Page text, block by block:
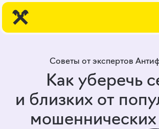
Советы от экспертов
Как уберечь
и близких от